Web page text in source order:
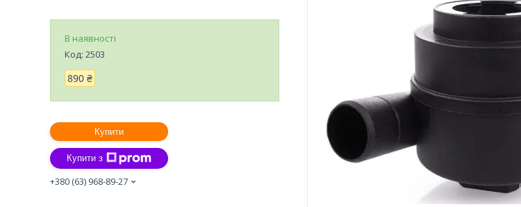
В наявності
Код: 2503
890 ₴
Купити
Купити з
+380 (63) 968-89-27